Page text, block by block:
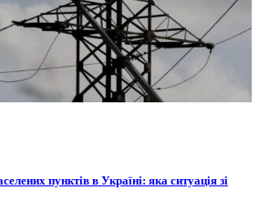
пунктів в Україні: яка ситуація зі